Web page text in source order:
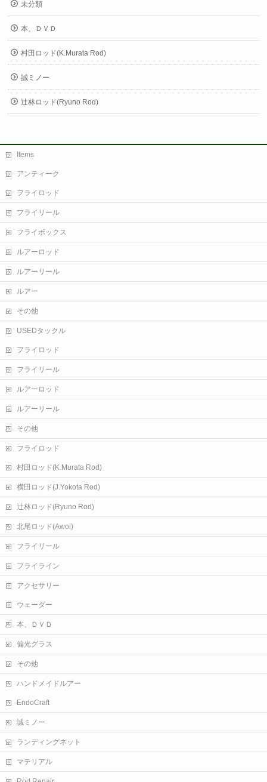
未分類
本、ＤＶＤ
村田ロッド(K.Murata Rod)
誠ミノー
辻林ロッド(Ryuno Rod)
Items
アンティーク
フライロッド
フライリール
フライボックス
ルアーロッド
ルアーリール
ルアー
その他
USEDタックル
フライロッド
フライリール
ルアーロッド
ルアーリール
その他
フライロッド
村田ロッド(K.Murata Rod)
横田ロッド(J.Yokota Rod)
辻林ロッド(Ryuno Rod)
北尾ロッド(Awol)
フライリール
フライライン
アクセサリー
ウェーダー
本、ＤＶＤ
偏光グラス
その他
ハンドメイドルアー
EndoCraft
誠ミノー
ランディングネット
マテリアル